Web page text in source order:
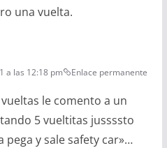
una vuelta.
a las 12:18 pm Enlace permanente
le comento a un
5 vueltitas jussssto
pega y sale safety car»…